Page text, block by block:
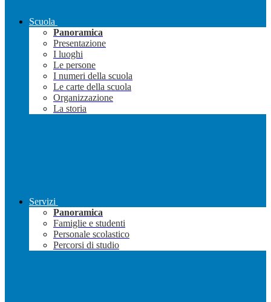
Scuola
Panoramica
Presentazione
I luoghi
Le persone
I numeri della scuola
Le carte della scuola
Organizzazione
La storia
Servizi
Panoramica
Famiglie e studenti
Personale scolastico
Percorsi di studio